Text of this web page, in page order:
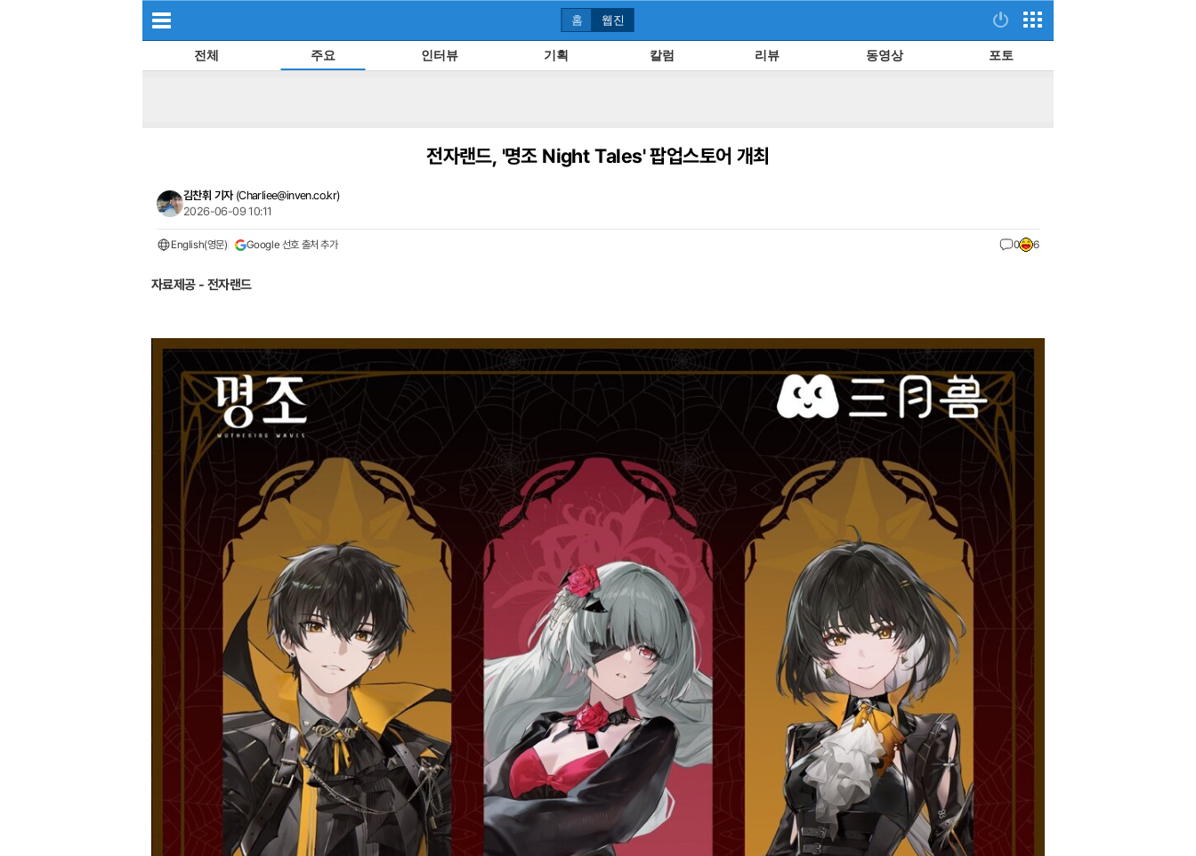
홈 웹진
전체 주요 인터뷰 기획 칼럼 리뷰 동영상 포토
전자랜드, '명조 Night Tales' 팝업스토어 개최
김찬휘 기자 (Charliee@inven.co.kr)
2026-06-09 10:11
English(영문) Google 선호 출처 추가 0 6
자료제공 - 전자랜드